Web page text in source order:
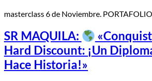
masterclass 6 de Noviembre.
SR MAQUILA:
Hard Discount: ¡Un
Hace Historia!»